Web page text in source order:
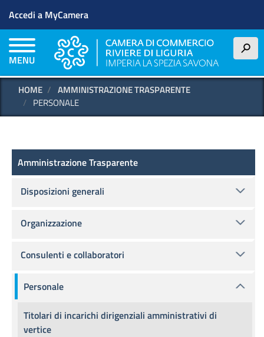
contenuto
principale
Menu profilo utente
Accedi a MyCamera
MENU
h
HOME
AMMINISTRAZIONE TRASPARENTE
PERSONALE
Amministrazione Trasparente
Amministrazione Trasparente
Disposizioni generali
Organizzazione
Consulenti e collaboratori
Personale
Titolari di incarichi dirigenziali amministrativi di
vertice